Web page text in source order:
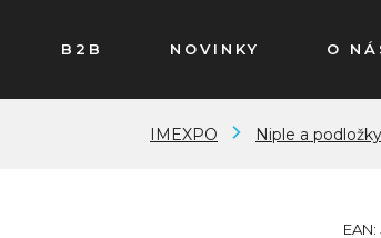
B2B NOVINKY O
IMEXPO Niple a podložky